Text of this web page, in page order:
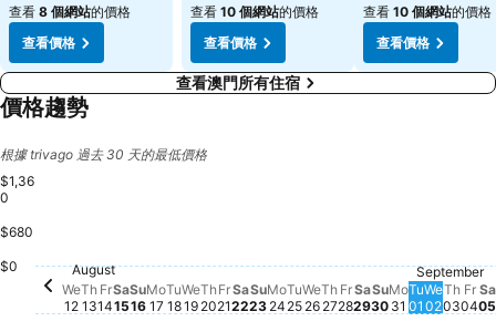
查看 8 個網站的價格
查看價格
查看 10 個網站的價格
查看價格
查看 10 個網站的價格
查看價格
查看澳門所有住宿
價格趨勢
根據 trivago 過去 30 天的最低價格
$1,36
0
$680
$0 Wednesday, August 12
$490
August
We
12
Thursday, August 13
$629
Th
13
Friday, August 14
$756
Fr
14
Sa
15
Sunday, August 16
$557
Su
16
Monday, August 17
$501
Mo
17
Tuesday, August 18
$503
Tu
18
Wednesday, August 19
$500
We
19
Thursday, August 20
$505
Th
20
Friday, August 21
$765
Fr
21
Sa
22
Sunday, August 23
$486
Su
23
Monday, August 24
$490
Mo
24
Tuesday, August 25
$495
Tu
25
Wednesday, August
$493
We
26
Thursday, August
$494
Th
27
Friday, August 28
$556
Fr
28
Sa
29
Sunday,
$449
Su
30
Monday,
$439
Mo
31
Tuesday,
$447
September
Tu
01
$449
We
02
$450
Th
03
Fr
04
Sa
05